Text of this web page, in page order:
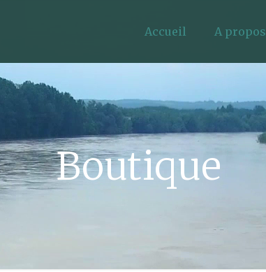
Accueil A propos
Boutique